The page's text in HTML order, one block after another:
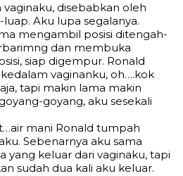
disebabkan oleh
Aku lupa segalanya.
mengambil posisi ditengah-
dan membuka
siap digempur. Ronald
vaginanku, oh….kok
tapi makin lama makin
goyang, aku sesekali
mani Ronald tumpah
Sebenarnya aku sama
yang keluar dari vaginaku, tapi
sudah dua kali aku keluar.